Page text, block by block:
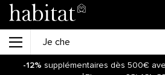
-12% supplémentaires dès 500€